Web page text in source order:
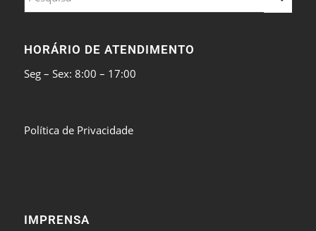
HORÁRIO DE ATENDIMENTO
Seg – Sex: 8:00 – 17:00
Política de Privacidade
IMPRENSA